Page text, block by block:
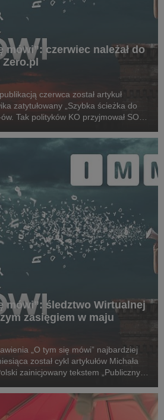
mówi”: czerwiec należał do
czerwca został artykuł
zatytułowany „Szybka ścieżka do
Tak polityków KO przyjmował SOR
z pi...
mówi”: śledztwo Wirtualnej
zasięgiem w maju
„O tym się mówi” najbardziej
został cykl artykułów Michała
zainicjowany tekstem „Publiczny
Instytut Mon...